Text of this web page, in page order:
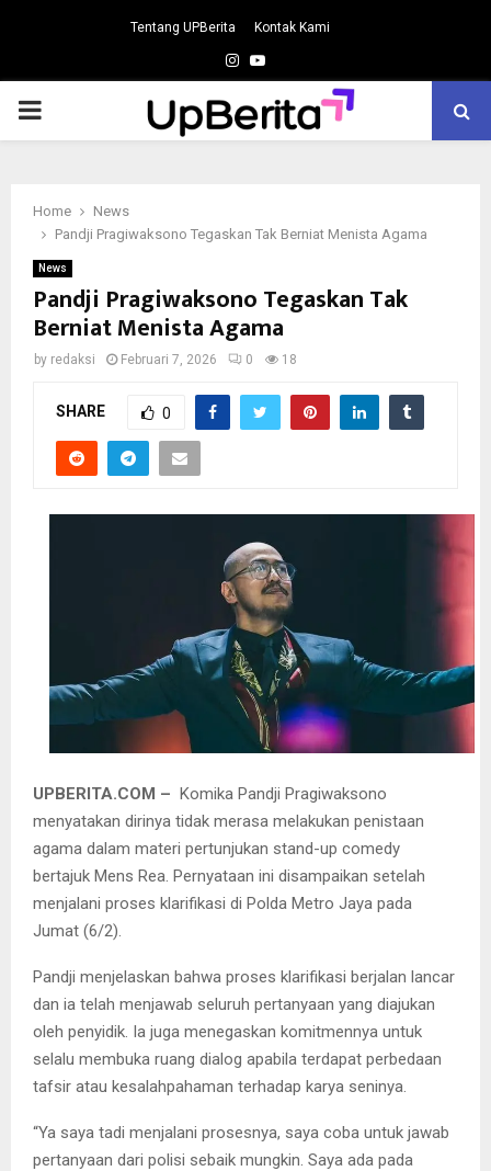
Tentang UPBerita Kontak Kami
Instagram
Youtube
PRIMARY
Home
News
Pandji Pragiwaksono Tegaskan Tak Berniat Menista Agama
News
Pandji Pragiwaksono Tegaskan Tak
Berniat Menista Agama
by redaksi Februari 7, 2026 0 18
SHARE 0
UPBERITA.COM – Komika Pandji Pragiwaksono
menyatakan dirinya tidak merasa melakukan penistaan
agama dalam materi pertunjukan stand-up comedy
bertajuk Mens Rea. Pernyataan ini disampaikan setelah
menjalani proses klarifikasi di Polda Metro Jaya pada
Jumat (6/2).
Pandji menjelaskan bahwa proses klarifikasi berjalan lancar
dan ia telah menjawab seluruh pertanyaan yang diajukan
oleh penyidik. Ia juga menegaskan komitmennya untuk
selalu membuka ruang dialog apabila terdapat perbedaan
tafsir atau kesalahpahaman terhadap karya seninya.
“Ya saya tadi menjalani prosesnya, saya coba untuk jawab
pertanyaan dari polisi sebaik mungkin. Saya ada pada